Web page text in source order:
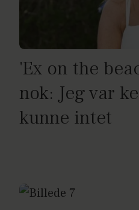
'Ex on the
nok: Jeg var
kunne intet